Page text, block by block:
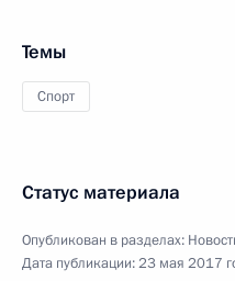
Темы
Спорт
Статус материала
Опубликован в разделах:
Дата публикации:23 мая 2017